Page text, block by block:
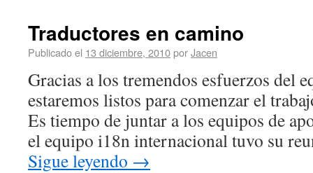
Traductores en camino
Publicado el 13 diciembre, 2010porJacen
Gracias a los tremendos esfuerzos del
estaremos listos para comenzar el
Es tiempo de juntar a los equipos de
el equipo i18n internacional tuvo su
Sigue leyendo →